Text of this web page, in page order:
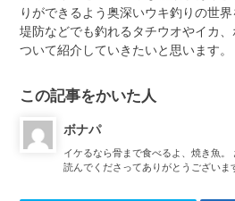
りができるよう奥深いウキ釣りの世界
堤防などでも釣れるタチウオやイカ
ついて紹介していきたいと思います。
この記事をかいた人
ボナパ
イケるなら骨まで食べるよ、焼き魚。
読んでくださってありがとうございま